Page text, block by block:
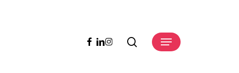
Menu
facebook
linkedin
instagram search